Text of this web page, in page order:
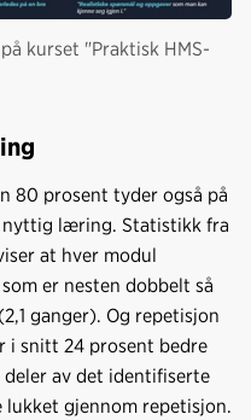
kurset "Praktisk HMS-
80 prosent tyder også på
nyttig læring. Statistikk fra
at hver modul
er nesten dobbelt så
ganger). Og repetisjon
i snitt 24 prosent bedre
av det identifiserte
lukket gjennom repetisjon.